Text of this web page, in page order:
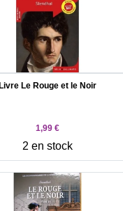
Livre Le Rouge et le Noir
1,99 €
2 en stock